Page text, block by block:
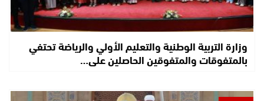
وزارة التربية الوطنية والتعليم الأولي والرياضة تحتفي
بالمتفوقات والمتفوقين الحاصلين على…